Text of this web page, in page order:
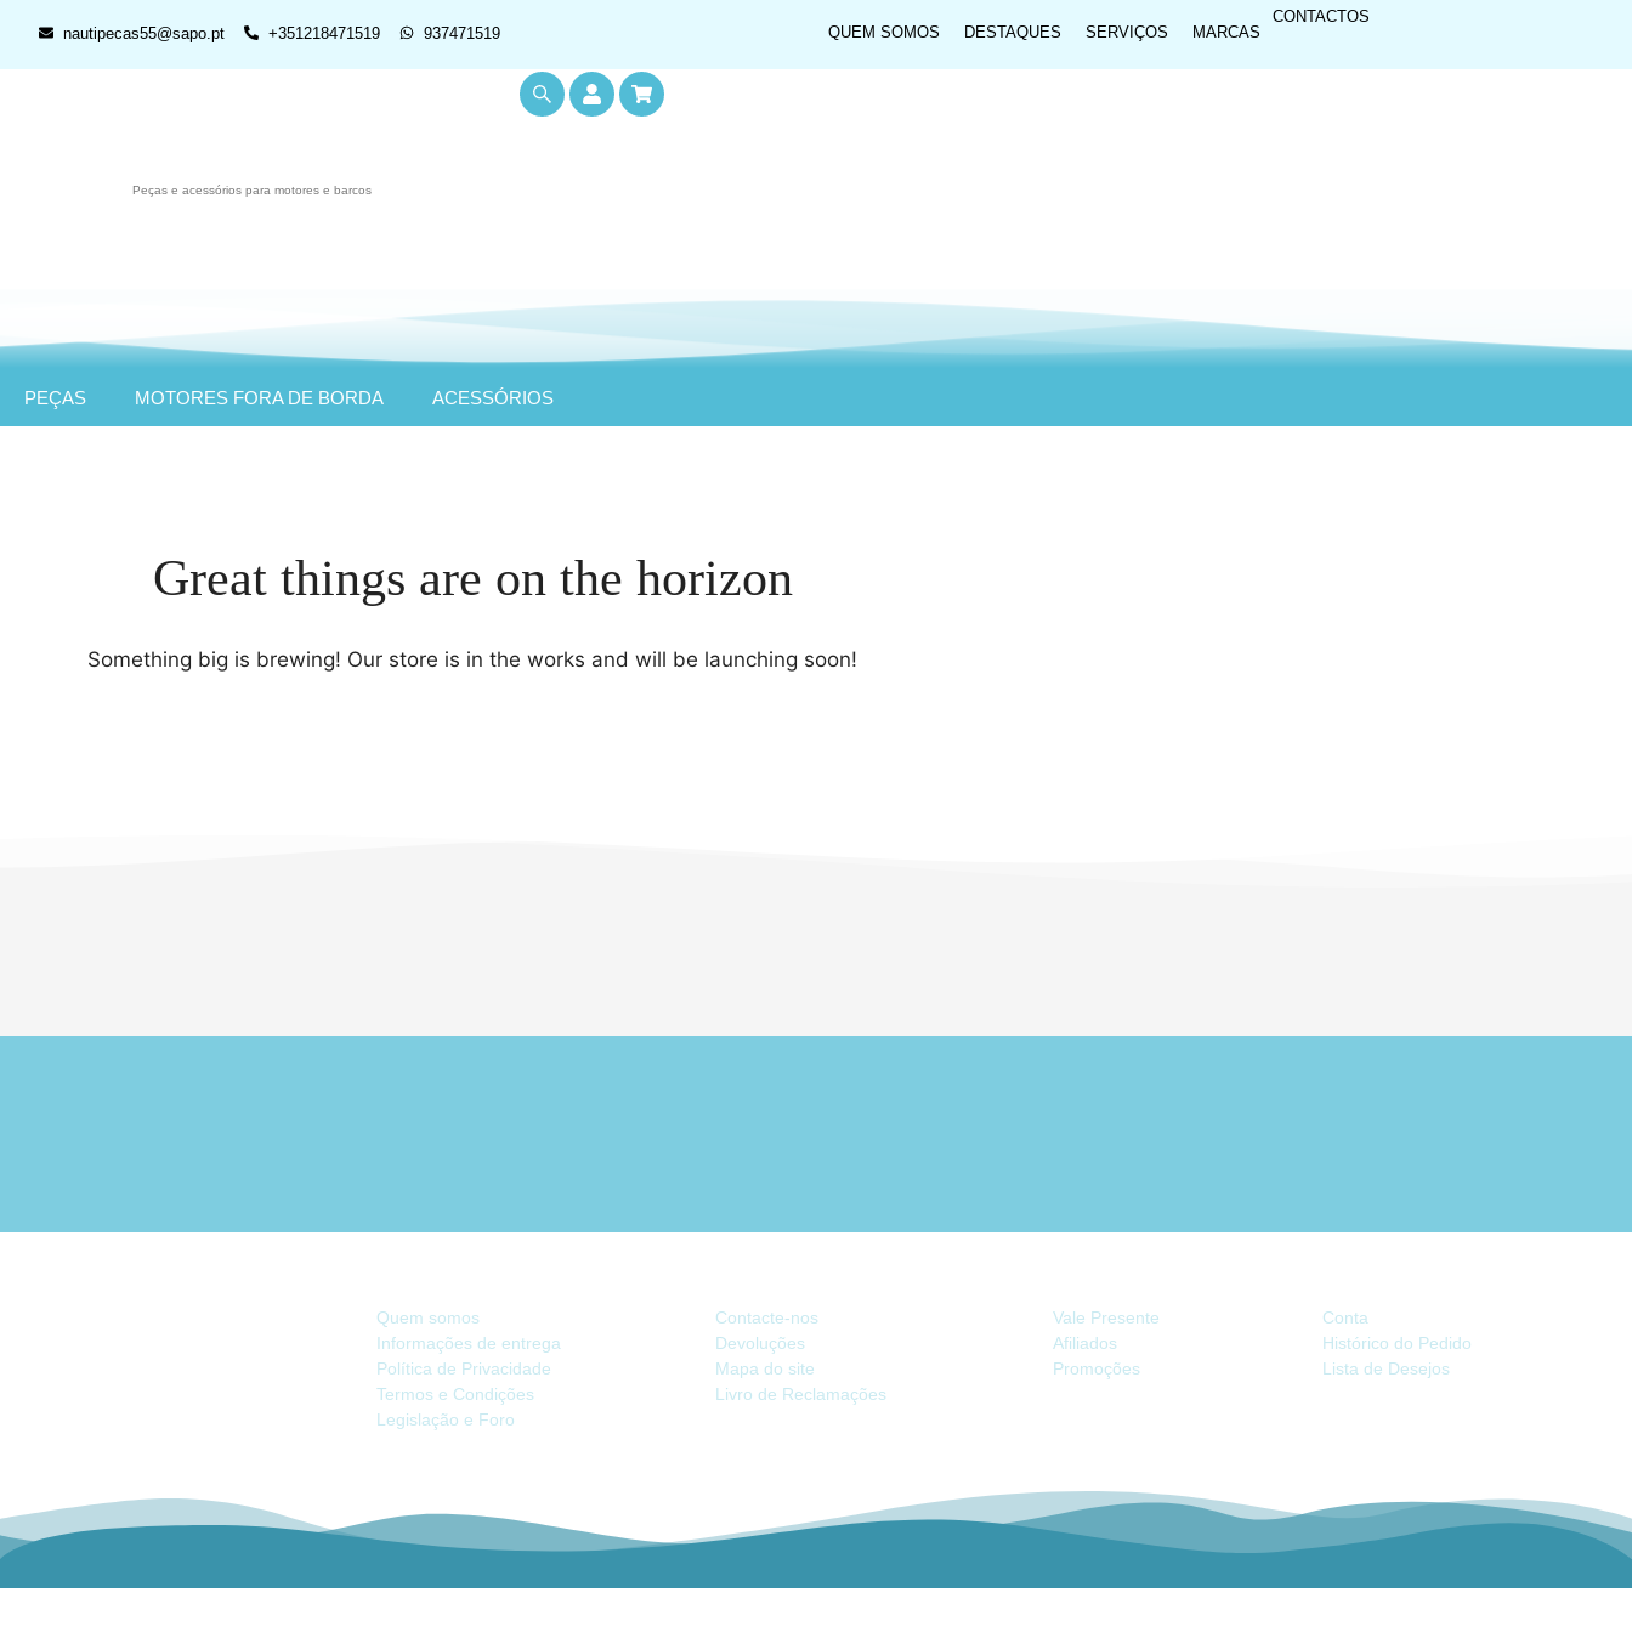
nautipecas55@sapo.pt +351218471519 937471519 QUEM SOMOS DESTAQUES SERVIÇOS MARCAS
CONTACTOS
Peças e acessórios para motores e barcos
PEÇAS MOTORES FORA DE BORDA ACESSÓRIOS
Great things are on the horizon
Something big is brewing! Our store is in the works and will be launching soon!
Quem somos
Informações de entrega
Política de Privacidade
Termos e Condições
Legislação e Foro
Contacte-nos
Devoluções
Mapa do site
Livro de Reclamações
Vale Presente
Afiliados
Promoções
Conta
Histórico do Pedido
Lista de Desejos